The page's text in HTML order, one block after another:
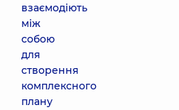
взаємодіють
між
собою
для
створення
комплексного
плану